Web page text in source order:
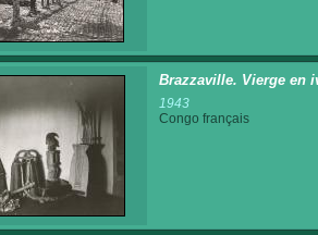
Brazzaville. Vierge en
1943
Congo français